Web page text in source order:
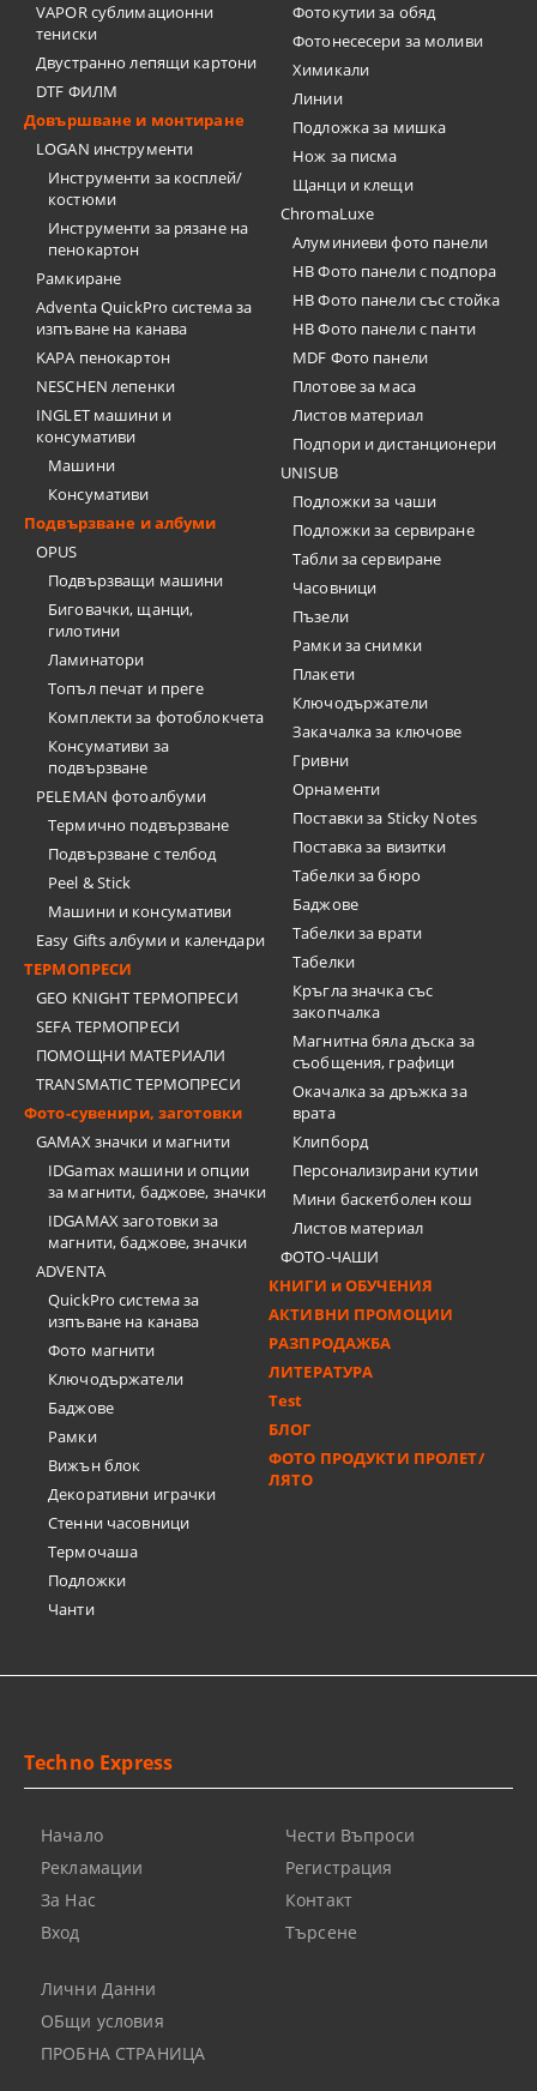
VAPOR сублимационни
тениски
Двустранно лепящи картони
DTF ФИЛМ
Довършване и монтиране
LOGAN инструменти
Инструменти за косплей/
костюми
Инструменти за рязане на
пенокартон
Рамкиране
Adventa QuickPro система за
изпъване на канава
KAPA пенокартон
NESCHEN лепенки
INGLET машини и
консумативи
Машини
Консумативи
Подвързване и албуми
OPUS
Подвързващи машини
Биговачки, щанци,
гилотини
Ламинатори
Топъл печат и преге
Комплекти за фотоблокчета
Консумативи за
подвързване
PELEMAN фотоалбуми
Термично подвързване
Подвързване с телбод
Peel & Stick
Машини и консумативи
Easy Gifts албуми и календари
ТЕРМОПРЕСИ
GEO KNIGHT ТЕРМОПРЕСИ
SEFA ТЕРМОПРЕСИ
ПОМОЩНИ МАТЕРИАЛИ
TRANSMATIC ТЕРМОПРЕСИ
Фото-сувенири, заготовки
GAMAX значки и магнити
IDGamax машини и опции
за магнити, баджове, значки
IDGAMAX заготовки за
магнити, баджове, значки
ADVENTA
QuickPro система за
изпъване на канава
Фото магнити
Ключодържатели
Баджове
Рамки
Вижън блок
Декоративни играчки
Стенни часовници
Термочашa
Подложки
Чанти
Фотокутии за обяд
Фотонесесери за моливи
Химикали
Линии
Подложка за мишка
Нож за писма
Щанци и клещи
ChromaLuxe
Алуминиеви фото панели
HB Фото панели с подпора
HB Фото панели със стойка
HB Фото панели с панти
MDF Фото панели
Плотове за маса
Листов материал
Подпори и дистанционери
UNISUB
Подложки за чаши
Подложки за сервиране
Табли за сервиране
Часовници
Пъзели
Рамки за снимки
Плакети
Ключодържатели
Закачалка за ключове
Гривни
Орнаменти
Поставки за Sticky Notes
Поставка за визитки
Tабелки за бюро
Баджове
Табелки за врати
Табелки
Кръгла значка със
закопчалка
Магнитна бяла дъска за
съобщения, графици
Окачалка за дръжка за
врата
Клипборд
Персонализирани кутии
Мини баскетболен кош
Листов материал
ФОТО-ЧАШИ
КНИГИ и ОБУЧЕНИЯ
АКТИВНИ ПРОМОЦИИ
РАЗПРОДАЖБА
ЛИТЕРАТУРА
Test
БЛОГ
ФОТО ПРОДУКТИ ПРОЛЕТ/
ЛЯТО
Techno Express
Начало
Рекламации
За Нас
Вход
Чести Въпроси
Регистрация
Контакт
Търсене
Лични Данни
ОБщи условия
ПРОБНА СТРАНИЦА